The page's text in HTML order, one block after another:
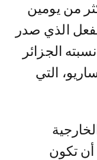
من يومين
الذي صدر
الجزائر
التي
الخارجية
أن تكون